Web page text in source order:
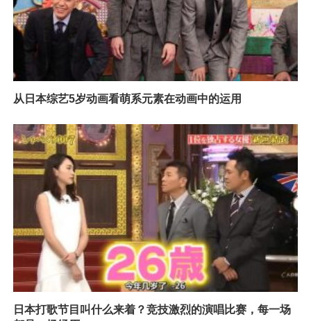
从日本综艺5岁动画看萌系元素在动画中的运用
日本打歌节目叫什么来着？竞技激烈的演唱比赛，每一场